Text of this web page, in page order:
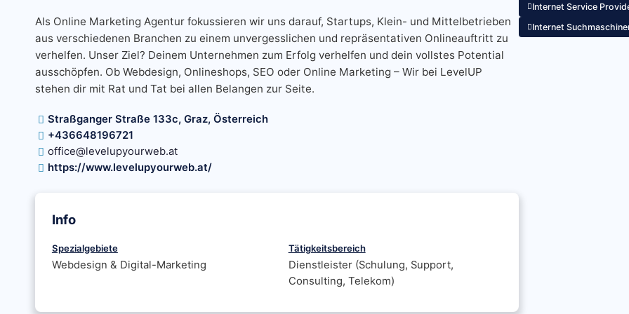
Als Online Marketing Agentur fokussieren wir uns darauf, Startups, Klein- und Mittelbetrieben
aus verschiedenen Branchen zu einem unvergesslichen und repräsentativen Onlineauftritt zu
verhelfen. Unser Ziel? Deinem Unternehmen zum Erfolg verhelfen und dein vollstes Potential
ausschöpfen. Ob Webdesign, Onlineshops, SEO oder Online Marketing – Wir bei LevelUP
stehen dir mit Rat und Tat bei allen Belangen zur Seite.
Straßganger Straße 133c, Graz, Österreich
+436648196721
office@levelupyourweb.at
https://www.levelupyourweb.at/
Info
Spezialgebiete
Webdesign & Digital-Marketing
Tätigkeitsbereich
Dienstleister (Schulung, Support,
Consulting, Telekom)
Internet Service
Internet